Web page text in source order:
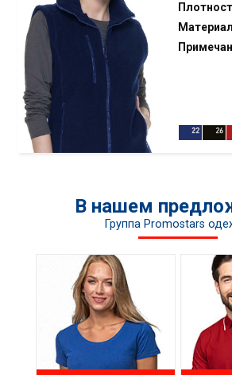
м
В нашем
Группа Promostars